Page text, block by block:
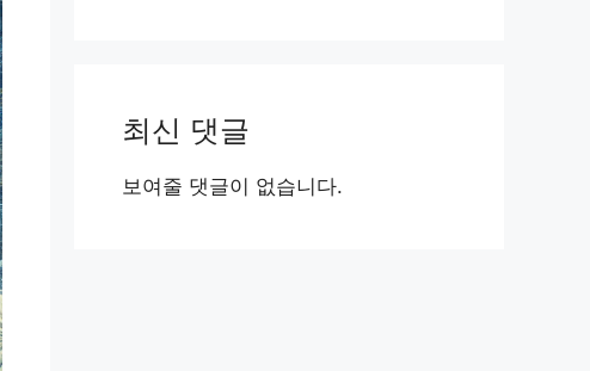
최신 댓글
보여줄 댓글이 없습니다.